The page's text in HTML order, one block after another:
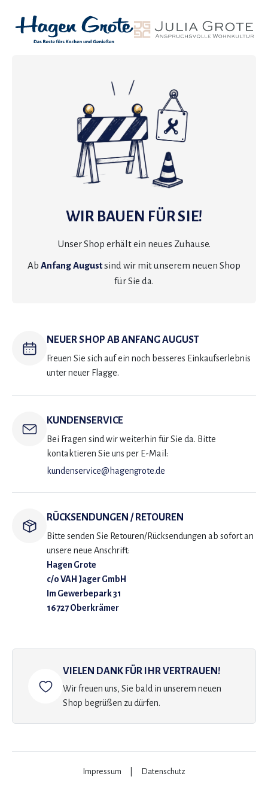
WIR BAUEN FÜR SIE!
Unser Shop erhält ein neues Zuhause.
Ab Anfang Augustsind wir mit unserem neuen Shop
für Sie da.
NEUER SHOP AB ANFANG AUGUST
Freuen Sie sich auf ein noch besseres Einkaufserlebnis
unter neuer Flagge.
KUNDENSERVICE
Bei Fragen sind wir weiterhin für Sie da. Bitte
kontaktieren Sie uns per E-Mail:
kundenservice@hagengrote.de
RÜCKSENDUNGEN / RETOUREN
Bitte senden Sie Retouren/Rücksendungen ab sofort an
unsere neue Anschrift:
Hagen Grote
c/o VAH Jager GmbH
Im Gewerbepark 31
16727 Oberkrämer
VIELEN DANK FÜR IHR VERTRAUEN!
Wir freuen uns, Sie bald in unserem neuen
Shop begrüßen zu dürfen.
Impressum Datenschutz